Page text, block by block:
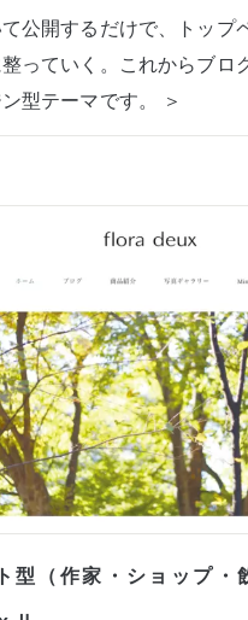
公開するだけで、トップ
っていく。これからブロ
型テーマです。 ＞
型（作家・ショップ・